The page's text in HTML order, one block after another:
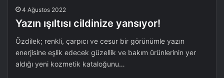
4 Ağustos 2022
Yazın ışıltısı cildinize yansıyor!
Özdilek; renkli, çarpıcı ve cesur bir görünümle yazın
enerjisine eşlik edecek güzellik ve bakım ürünlerinin yer
aldığı yeni kozmetik kataloğunu…